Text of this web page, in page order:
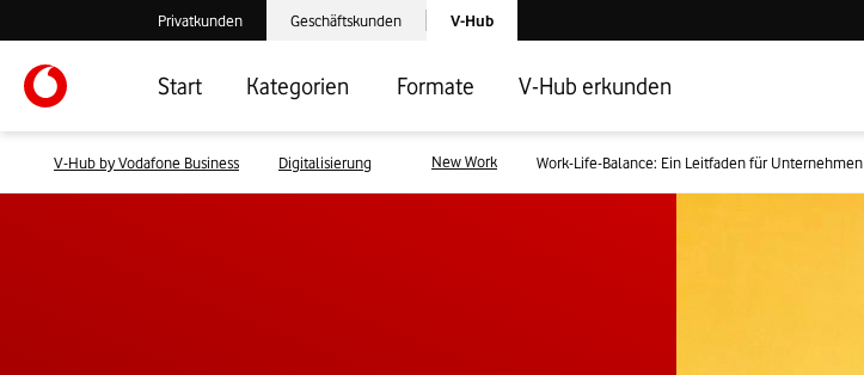
Verlassen der V-Hub Webseite: Zum Privatkundenbereich
Privatkunden Verlassen der V-Hub Webseite: Zum Geschäftskundenbereich
Geschäftskunden Laden der V-Hub Startseite
V-Hub
Start Kategorien Formate V-Hub erkunden
V-Hub by Vodafone Business Digitalisierung New Work Work-Life-Balance: Ein Leitfaden für Unternehmen